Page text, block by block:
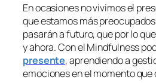
En ocasiones no vivimos el
que estamos más
pasarán a futuro, que por lo
y ahora. Con elMindfulness
presente, aprendiendo a
emociones en el momento que